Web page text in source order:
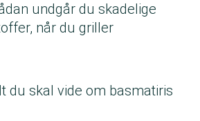
undgår du skadelige
når du griller
du skal vide om basmatiris